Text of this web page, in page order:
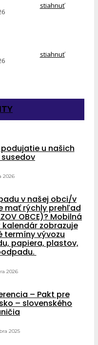
stiahnuť
stiahnuť
u našich
2026
v našej obci/v
mať rýchly prehľad
OBCE)? Mobilná
zobrazuje
termíny vývozu
papiera, plastov,
2026
– Pakt pre
– slovenského
2025